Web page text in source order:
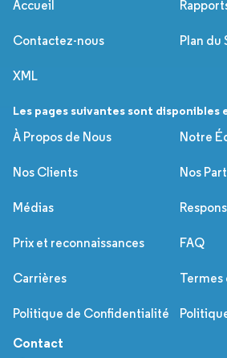
Accueil
Contactez-nous Plan du
XML
Les pages suivantes sont disponibles
À Propos de Nous
Notre
Nos Clients Nos
Médias
Prix et reconnaissances FAQ
Carrières
Politique de Confidentialité
Contact